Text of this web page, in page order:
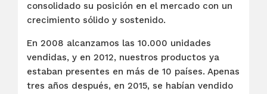
consolidado su posición en el mercado con un
crecimiento sólido y sostenido.
En 2008 alcanzamos las 10.000 unidades
vendidas, y en 2012, nuestros productos ya
estaban presentes en más de 10 países. Apenas
tres años después, en 2015, se habían vendido